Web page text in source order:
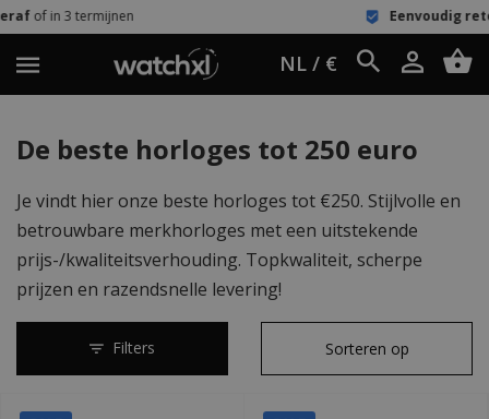
60 dagen bedenktijd
NL / €
De beste horloges tot 250 euro
Je vindt hier onze beste horloges tot €250. Stijlvolle en
betrouwbare merkhorloges met een uitstekende
prijs-/kwaliteitsverhouding. Topkwaliteit, scherpe
prijzen en razendsnelle levering!
Filters